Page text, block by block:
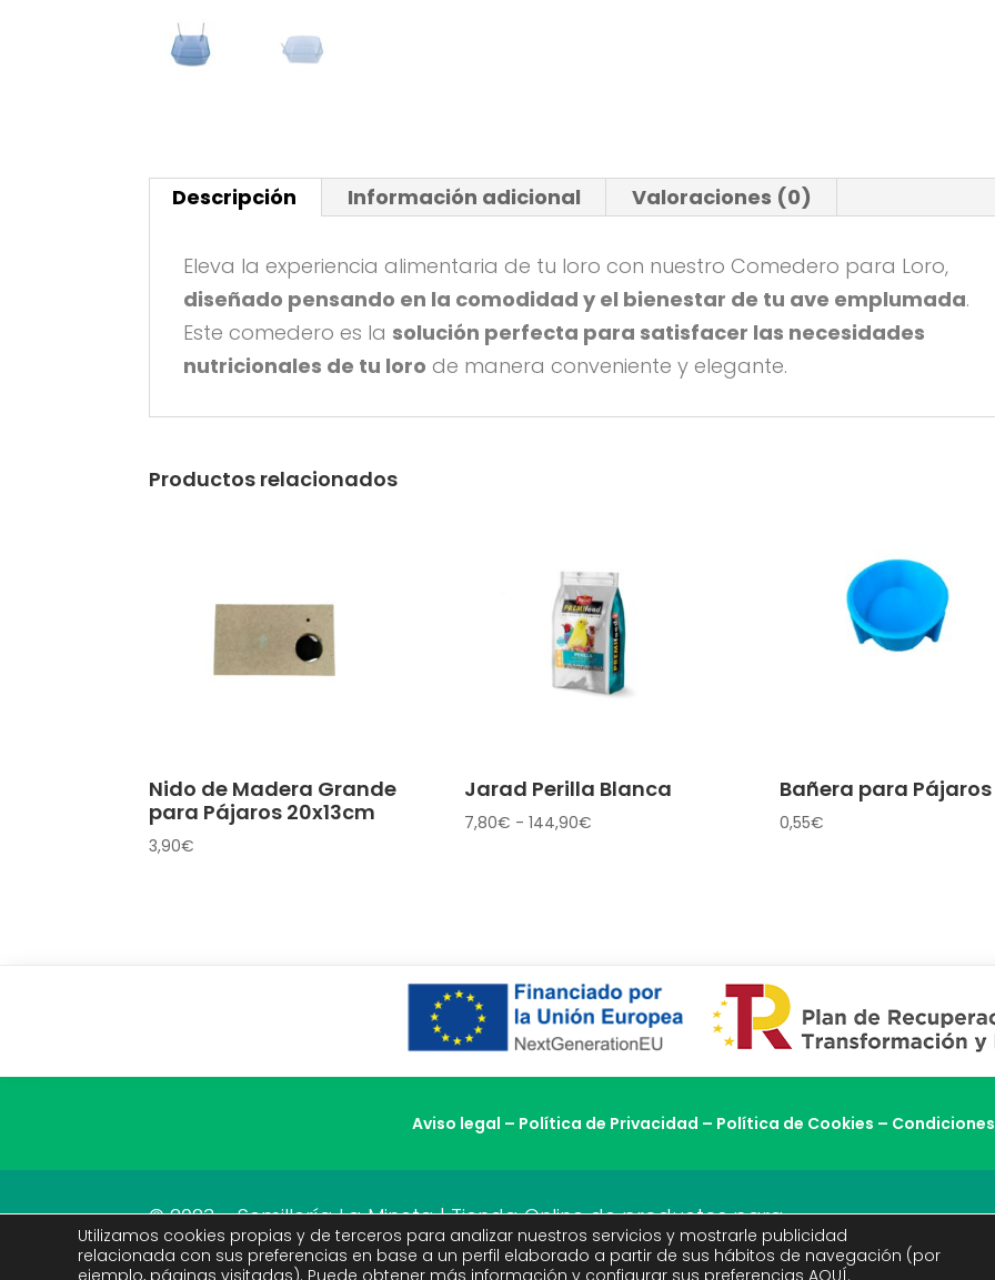
Descripción Información adicional Valoraciones (0)
Eleva la experiencia alimentaria de tu loro con nuestro Comedero para Loro,
diseñado pensando en la comodidad y el bienestar de tu ave emplumada.
Este comedero es la solución perfecta para satisfacer las necesidades
nutricionales de tu loro de manera conveniente y elegante.
Productos relacionados
Nido de Madera Grande
para Pájaros 20x13cm
3,90€
Jarad Perilla Blanca
7,80€ - 144,90€Rango
Bañera para Pájaros
0,55€
Aviso legal – Política de Privacidad – Política de Cookies –
© 2023 – Semillería La Mineta | Tienda Online de productos para
mascotas
Utilizamos cookies propias y de terceros para analizar nuestros servicios y mostrarle publicidad
relacionada con sus preferencias en base a un perfil elaborado a partir de sus hábitos de navegación (por
ejemplo, páginas visitadas). Puede obtener más información y configurar sus preferencias AQUÍ.